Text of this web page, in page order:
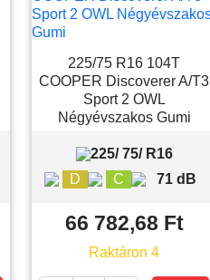
225/75 R16 104T
COOPER Discoverer A/T3
Sport 2 OWL
Négyévszakos Gumi
225/ 75/ R16
D
C 71 dB
66 782,68 Ft
Raktáron 4